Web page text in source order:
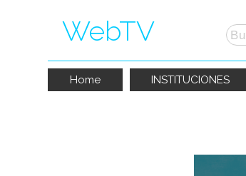
WebTV
Home INSTITUCIONES